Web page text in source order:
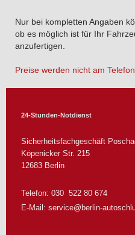
Nur bei kompletten Angaben
ob es möglich ist für Ihr
anzufertigen.
Preise werden nicht am
24-Stunden-Notdienst
Sicherheitsfachgeschäft
Köpenicker Str. 215
12683 Berlin
Telefon: 030 522 80 674
E-Mail: service@berlin-